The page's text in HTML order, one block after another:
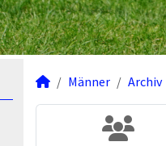
Männer Archiv